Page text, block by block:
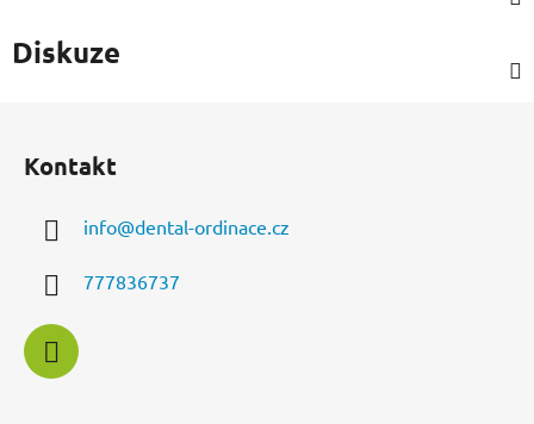
Diskuze
Kontakt
info@dental-ordinace.cz
777836737